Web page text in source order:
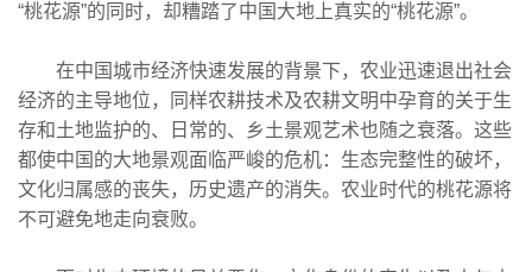
“桃花源”的同时，却糟踏了中国大地上真实的“桃花源”。
在中国城市经济快速发展的背景下，农业迅速退出社会
经济的主导地位，同样农耕技术及农耕文明中孕育的关于生
存和土地监护的、日常的、乡土景观艺术也随之衰落。这些
都使中国的大地景观面临严峻的危机：生态完整性的破坏，
文化归属感的丧失，历史遗产的消失。农业时代的桃花源将
不可避免地走向衰败。